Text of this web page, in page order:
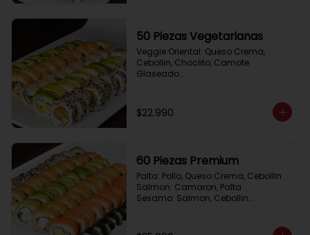
50 Piezas Vegetarianas
Veggie Oriental: Queso Crema,
Cebollin, Choclito, Camote
Glaseado
Avocado Veggie:	Palmito, Choclito,
Queso Crema, Cebollin
Albahaca,  envuelto en almendras
$22.990
60 Piezas Premium
Palta: Pollo, Queso Crema, Cebollin
Salmon: Camaron, Palta
Sesamo: Salmon, Cebollin
Pimenton, Queso Crema